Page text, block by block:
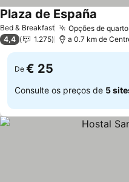
Bed & Breakfast Opções de
Plaza de España
4,4 1.275 a 0.7 km de
De € 25
Consulte os preços de 5